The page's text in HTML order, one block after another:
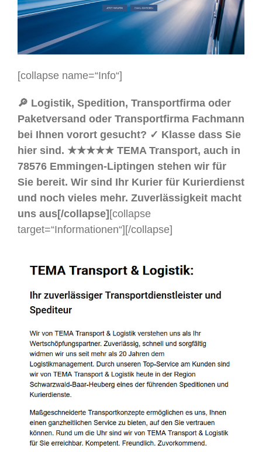
[collapse name=“Info“]
🔎 Logistik, Spedition, Transportfirma oder
Paketversand oder Transportfirma Fachmann
bei Ihnen vorort gesucht? ✓ Klasse dass Sie
hier sind. ★★★★★ TEMA Transport, auch in
78576 Emmingen-Liptingen stehen wir für
Sie bereit. Wir sind Ihr Kurier für Kurierdienst
und noch vieles mehr. Zuverlässigkeit macht
uns aus[/collapse][collapse
target=“Informationen“][/collapse]